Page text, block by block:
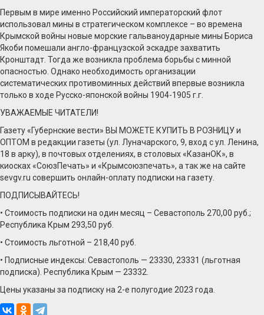
Первым в мире именно Российский императорский флот
использовал мины в стратегическом комплексе – во времена
Крымской войны новые морские гальваноударные мины Бориса
Якоби помешали англо-французской эскадре захватить
Кронштадт. Тогда же возникла проблема борьбы с минной
опасностью. Однако необходимость организации
систематических противоминных действий впервые возникла
только в ходе Русско-японской войны 1904-1905 г.г.
УВАЖАЕМЫЕ ЧИТАТЕЛИ!
Газету «Губернские вести» ВЫ МОЖЕТЕ КУПИТЬ В РОЗНИЦУ и
ОПТОМ в редакции газеты (ул. Луначарского, 9, вход с ул. Ленина,
18 в арку), в почтовых отделениях, в столовых «КазанОК», в
киосках «СоюзПечать» и «Крымсоюзпечать», а так же на сайте
sevgv.ru совершить онлайн-оплату подписки на газету.
ПОДПИСЫВАЙТЕСЬ!
• Стоимость подписки на один месяц – Севастополь 270,00 руб.;
Республика Крым 293,50 руб.
• Стоимость льготной – 218,40 руб.
• Подписные индексы: Севастополь — 23330, 23331 (льготная
подписка). Республика Крым — 23332.
Цены указаны за подписку на 2-е полугодие 2023 года.